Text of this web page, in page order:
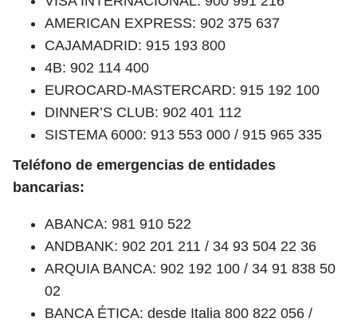
AMERICAN EXPRESS: 902 375 637
CAJAMADRID: 915 193 800
4B: 902 114 400
EUROCARD-MASTERCARD: 915 192 100
DINNER’S CLUB: 902 401 112
SISTEMA 6000: 913 553 000 / 915 965 335
Teléfono de emergencias de entidades
bancarias:
ABANCA: 981 910 522
ANDBANK: 902 201 211 / 34 93 504 22 36
ARQUIA BANCA: 902 192 100 / 34 91 838 50
02
BANCA ÉTICA: desde Italia 800 822 056 /